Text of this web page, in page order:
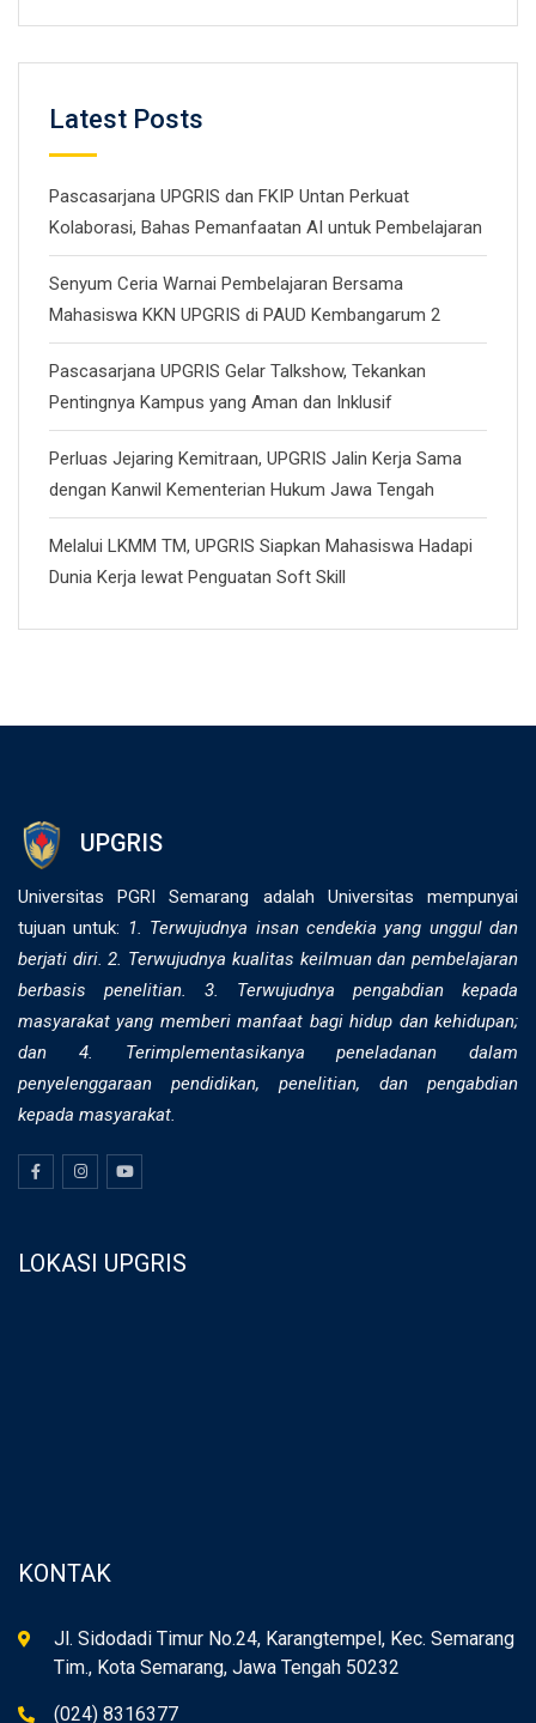
Latest Posts
Pascasarjana UPGRIS dan FKIP Untan Perkuat
Kolaborasi, Bahas Pemanfaatan AI untuk Pembelajaran
Senyum Ceria Warnai Pembelajaran Bersama
Mahasiswa KKN UPGRIS di PAUD Kembangarum 2
Pascasarjana UPGRIS Gelar Talkshow, Tekankan
Pentingnya Kampus yang Aman dan Inklusif
Perluas Jejaring Kemitraan, UPGRIS Jalin Kerja Sama
dengan Kanwil Kementerian Hukum Jawa Tengah
Melalui LKMM TM, UPGRIS Siapkan Mahasiswa Hadapi
Dunia Kerja lewat Penguatan Soft Skill
UPGRIS
Universitas PGRI Semarang adalah Universitas mempunyai
tujuan untuk: 1. Terwujudnya insan cendekia yang unggul dan
berjati diri. 2. ⁠Terwujudnya kualitas keilmuan dan pembelajaran
berbasis penelitian. 3. Terwujudnya pengabdian kepada
masyarakat yang memberi manfaat bagi hidup dan kehidupan;
dan 4. Terimplementasikanya peneladanan dalam
penyelenggaraan pendidikan, penelitian, dan pengabdian
kepada masyarakat.
LOKASI UPGRIS
KONTAK
Jl. Sidodadi Timur No.24, Karangtempel, Kec. Semarang
Tim., Kota Semarang, Jawa Tengah 50232
(024) 8316377